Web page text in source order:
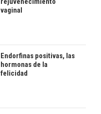
vaginal
Endorfinas positivas, las
hormonas de la
felicidad